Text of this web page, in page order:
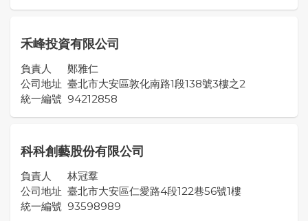
禾峰投資有限公司
負責人
鄭雅仁
公司地址 臺北市大安區敦化南路1段138號3樓之2
統一編號 94212858
科科創藝股份有限公司
負責人
林冠羣
公司地址 臺北市大安區仁愛路4段122巷56號1樓
統一編號 93598989